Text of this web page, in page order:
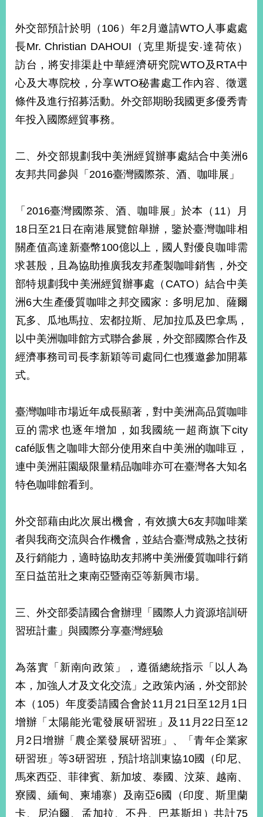
播
政
府
資
訊
公
開
民
服
本
部
關
網
站
部
長
信
箱
粉
絲
專
頁
LINEInstagram
APPYouTube
RSS
政
府
網
站
料
開
放
宣
告
權
保
資
安
全
策
無
障
礙
網
站
說
外交部預計於明（106）年2月邀請WTO人事處處
長Mr. Christian DAHOUI（克里斯提安‧達荷依）
訪台，將安排渠赴中華經濟研究院WTO及RTA中
心及大專院校，分享WTO秘書處工作內容、徵選
條件及進行招募活動。外交部期盼我國更多優秀青
年投入國際經貿事務。
二、外交部規劃我中美洲經貿辦事處結合中美洲6
友邦共同參與「2016臺灣國際茶、酒、咖啡展」
「2016臺灣國際茶、酒、咖啡展」於本（11）月
18日至21日在南港展覽館舉辦，鑒於臺灣咖啡相
關產值高達新臺幣100億以上，國人對優良咖啡需
求甚殷，且為協助推廣我友邦產製咖啡銷售，外交
部特規劃我中美洲經貿辦事處（CATO）結合中美
洲6大生產優質咖啡之邦交國家：多明尼加、薩爾
瓦多、瓜地馬拉、宏都拉斯、尼加拉瓜及巴拿馬，
以中美洲咖啡館方式聯合參展，外交部國際合作及
經濟事務司司長李新穎等司處同仁也獲邀參加開幕
式。
臺灣咖啡市場近年成長顯著，對中美洲高品質咖啡
豆的需求也逐年增加，如我國統一超商旗下city
café販售之咖啡大部分使用來自中美洲的咖啡豆，
連中美洲莊園級限量精品咖啡亦可在臺灣各大知名
特色咖啡館看到。
外交部藉由此次展出機會，有效擴大6友邦咖啡業
者與我商交流與合作機會，並結合臺灣成熟之技術
及行銷能力，適時協助友邦將中美洲優質咖啡行銷
至日益茁壯之東南亞暨南亞等新興市場。
三、外交部委請國合會辦理「國際人力資源培訓研
習班計畫」與國際分享臺灣經驗
為落實「新南向政策」，遵循總統指示「以人為
本，加強人才及文化交流」之政策內涵，外交部於
本（105）年度委請國合會於11月21日至12月1日
增辦「太陽能光電發展研習班」及11月22日至12
月2日增辦「農企業發展研習班」、「青年企業家
研習班」等3研習班，預計培訓東協10國（印尼、
馬來西亞、菲律賓、新加坡、泰國、汶萊、越南、
寮國、緬甸、柬埔寨）及南亞6國（印度、斯里蘭
卡、尼泊爾、孟加拉、不丹、巴基斯坦）共計75